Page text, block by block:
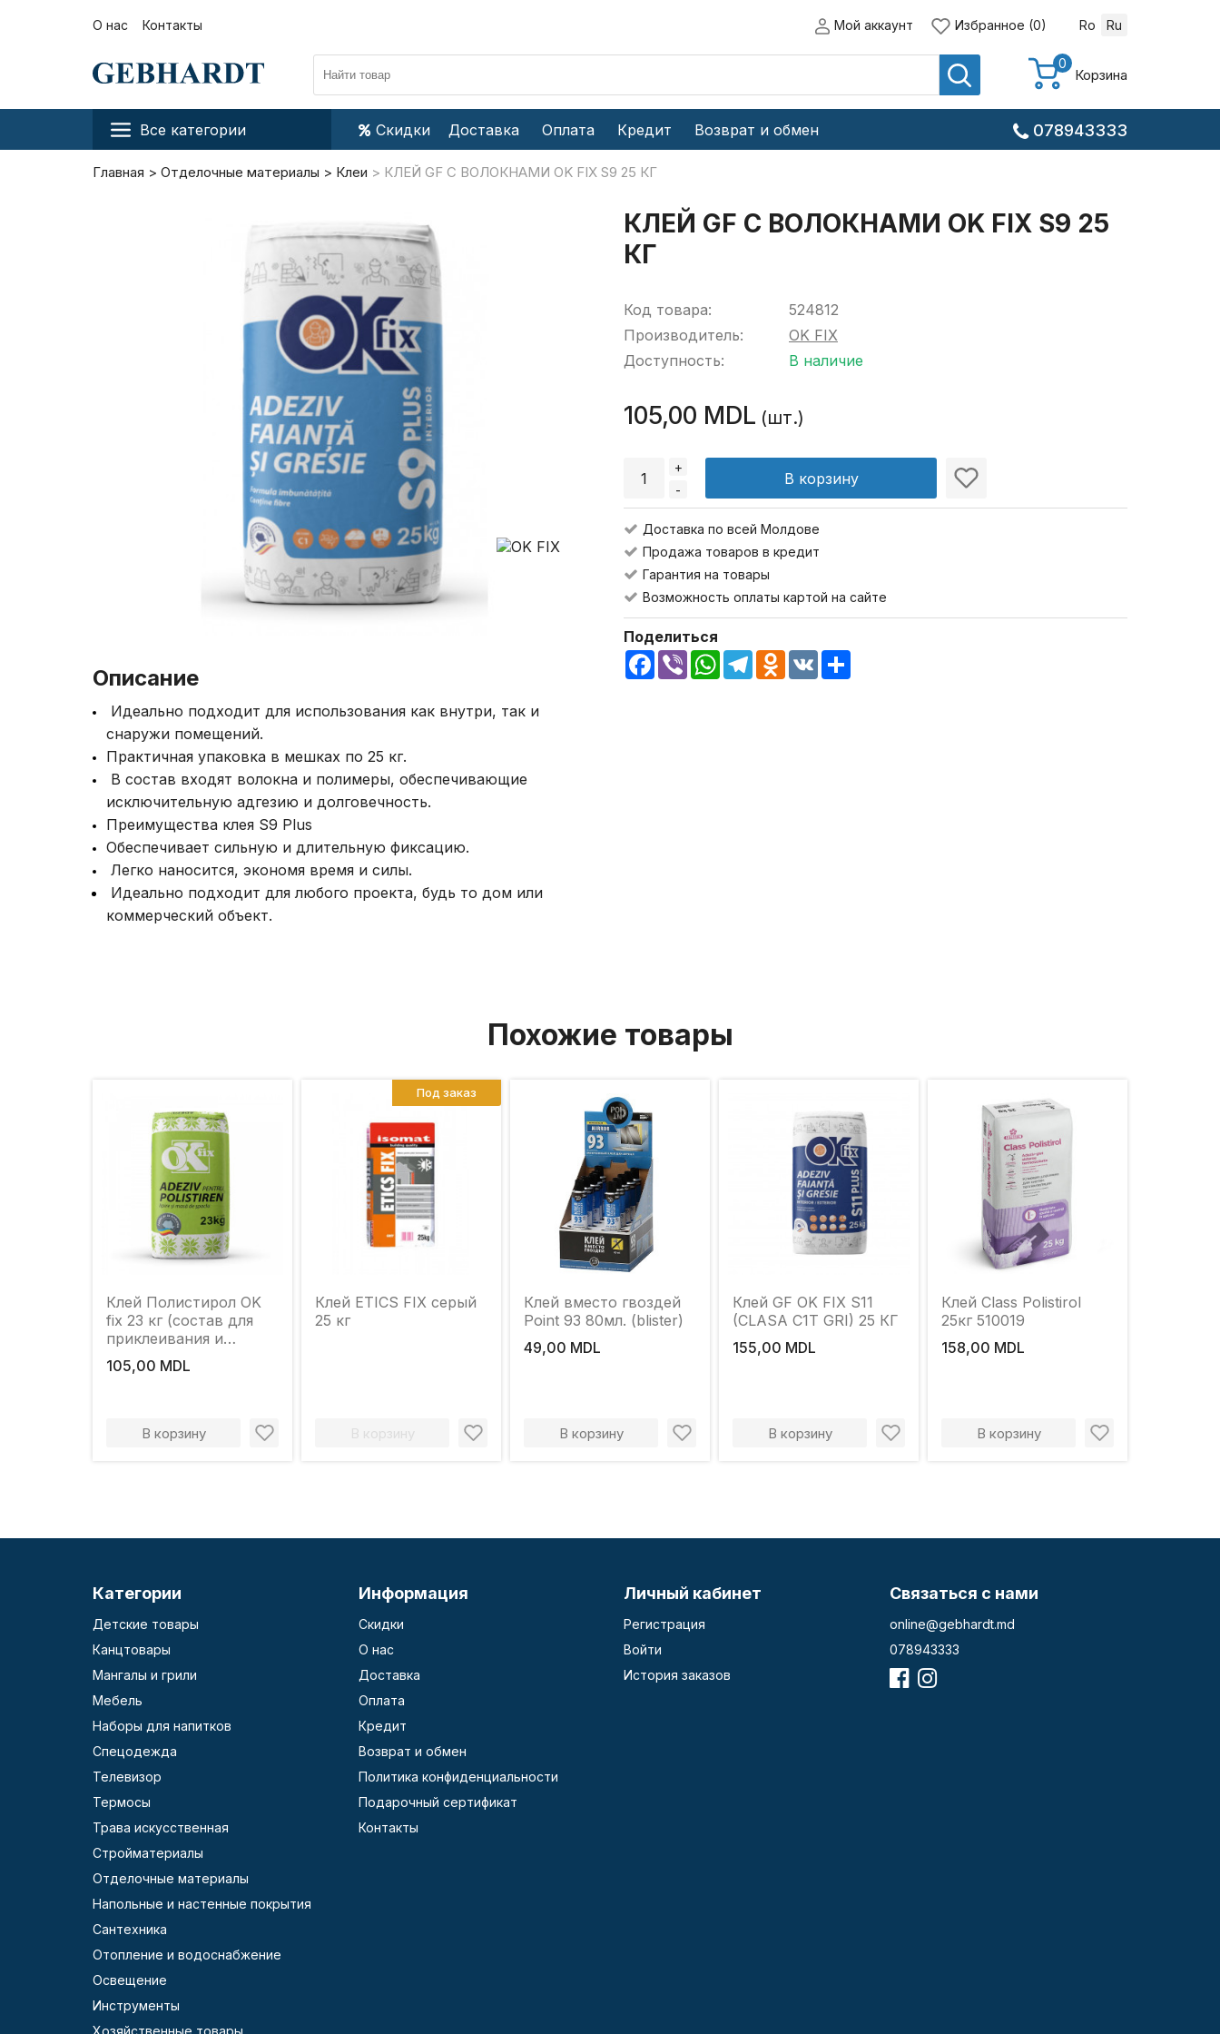
О нас Контакты Мой аккаунт Избранное (0) Ro Ru
0
Корзина
Все категории Скидки Доставка Оплата Кредит Возврат и обмен 078943333
Главная Отделочные материалы Клеи КЛЕЙ GF С ВОЛОКНАМИ OK FIX S9 25 КГ
Описание
Идеально подходит для использования как внутри, так и
снаружи помещений.
Практичная упаковка в мешках по 25 кг.
В состав входят волокна и полимеры, обеспечивающие
исключительную адгезию и долговечность.
Преимущества клея S9 Plus
Обеспечивает сильную и длительную фиксацию.
Легко наносится, экономя время и силы.
Идеально подходит для любого проекта, будь то дом или
коммерческий объект.
КЛЕЙ GF С ВОЛОКНАМИ OK FIX S9 25
КГ
Код товара:
Производитель:
Доступность:
524812
OK FIX
В наличие
105,00 MDL (шт.)
+
-
В корзину
Доставка по всей Молдове
Продажа товаров в кредит
Гарантия на товары
Возможность оплаты картой на сайте
Поделиться
Facebook
Viber WhatsApp
TelegramOdnoklassniki
VK
Похожие товары
Клей Полистирол OK
fix 23 кг (состав для
приклеивания и
шпаклевки)
105,00 MDL
В корзину
Клей ETICS FIX серый
25 кг
В корзину
Под заказ
Клей вместо гвоздей
Point 93 80мл. (blister)
49,00 MDL
В корзину
Клей GF OK FIX S11
(CLASA C1T GRI) 25 КГ
155,00 MDL
В корзину
Клей Class Polistirol
25кг 510019
158,00 MDL
В корзину
Категории
Детские товары
Канцтовары
Мангалы и грили
Мебель
Наборы для напитков
Спецодежда
Телевизор
Термосы
Трава искусственная
Стройматериалы
Отделочные материалы
Напольные и настенные покрытия
Сантехника
Отопление и водоснабжение
Освещение
Инструменты
Хозяйственные товары
Информация
Скидки
О нас
Доставка
Оплата
Кредит
Возврат и обмен
Политика конфиденциальности
Подарочный сертификат
Контакты
Личный кабинет
Регистрация
Войти
История заказов
Связаться с нами
online@gebhardt.md
078943333